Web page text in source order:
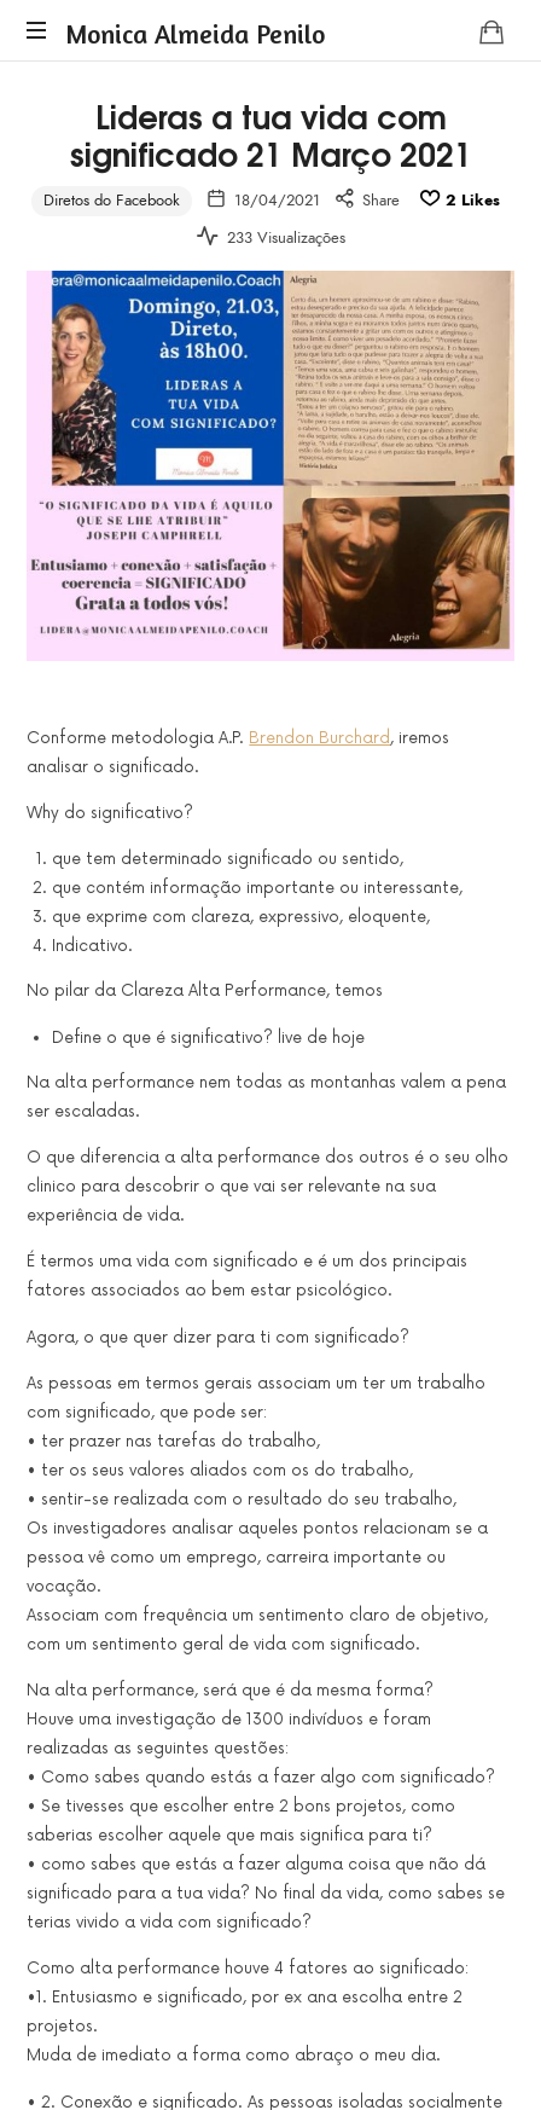
Monica
Penilo
Monica Almeida Penilo
Almeida
PeniloLideras a tua vida com
significado 21 Março 2021
Diretos do Facebook 18/04/2021 Share 2 Likes
233 Visualizações
Conforme metodologia A.P. Brendon Burchard, iremos
analisar o significado.
Why do significativo?
que tem determinado significado ou sentido,
que contém informação importante ou interessante,
que exprime com clareza, expressivo, eloquente,
Indicativo.
No pilar da Clareza Alta Performance, temos
Define o que é significativo? live de hoje
Na alta performance nem todas as montanhas valem a pena
ser escaladas.
O que diferencia a alta performance dos outros é o seu olho
clinico para descobrir o que vai ser relevante na sua
experiência de vida.
É termos uma vida com significado e é um dos principais
fatores associados ao bem estar psicológico.
Agora, o que quer dizer para ti com significado?
As pessoas em termos gerais associam um ter um trabalho
com significado, que pode ser:
• ter prazer nas tarefas do trabalho,
• ter os seus valores aliados com os do trabalho,
• sentir-se realizada com o resultado do seu trabalho,
Os investigadores analisar aqueles pontos relacionam se a
pessoa vê como um emprego, carreira importante ou
vocação.
Associam com frequência um sentimento claro de objetivo,
com um sentimento geral de vida com significado.
Na alta performance, será que é da mesma forma?
Houve uma investigação de 1300 indivíduos e foram
realizadas as seguintes questões:
• Como sabes quando estás a fazer algo com significado?
• Se tivesses que escolher entre 2 bons projetos, como
saberias escolher aquele que mais significa para ti?
• como sabes que estás a fazer alguma coisa que não dá
significado para a tua vida? No final da vida, como sabes se
terias vivido a vida com significado?
Como alta performance houve 4 fatores ao significado:
•1. Entusiasmo e significado, por ex ana escolha entre 2
projetos.
Muda de imediato a forma como abraço o meu dia.
• 2. Conexão e significado. As pessoas isoladas socialmente